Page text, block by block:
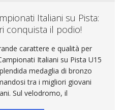
Italiani su Pista:
conquista il podio!
carattere e qualità per
Italiani su Pista U15
medaglia di bronzo
tra i migliori giovani
Sul velodromo, il